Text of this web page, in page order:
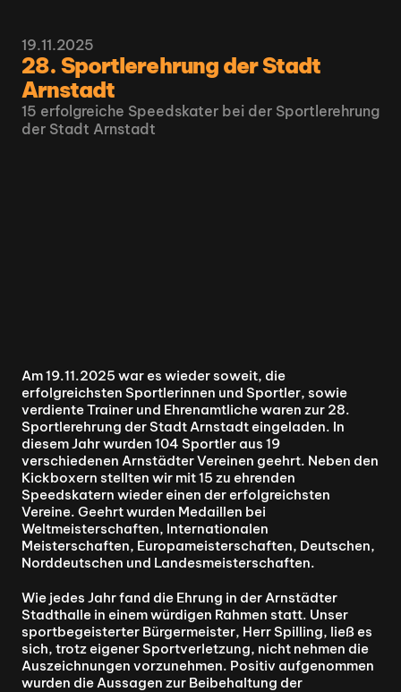
28. Sportlerehrung der Stadt
Arnstadt
15 erfolgreiche Speedskater bei der Sportlerehrung
der Stadt Arnstadt
19.11.2025
Am 19.11.2025 war es wieder soweit, die
erfolgreichsten Sportlerinnen und Sportler, sowie
verdiente Trainer und Ehrenamtliche waren zur 28.
Sportlerehrung der Stadt Arnstadt eingeladen. In
diesem Jahr wurden 104 Sportler aus 19
verschiedenen Arnstädter Vereinen geehrt. Neben den
Kickboxern stellten wir mit 15 zu ehrenden
Speedskatern wieder einen der erfolgreichsten
Vereine. Geehrt wurden Medaillen bei
Weltmeisterschaften, Internationalen
Meisterschaften, Europameisterschaften, Deutschen,
Norddeutschen und Landesmeisterschaften.
Wie jedes Jahr fand die Ehrung in der Arnstädter
Stadthalle in einem würdigen Rahmen statt. Unser
sportbegeisterter Bürgermeister, Herr Spilling, ließ es
sich, trotz eigener Sportverletzung, nicht nehmen die
Auszeichnungen vorzunehmen. Positiv aufgenommen
wurden die Aussagen zur Beibehaltung der